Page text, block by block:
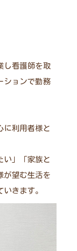
し看護師を取
ションで勤務
に利用者様と
い」「家族と
が望む生活を
きます。